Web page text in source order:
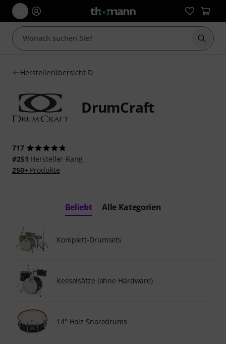
Suche
Herstellerübersicht D
DrumCraft
717
#251 Hersteller-Rang
250+Produkte
Beliebt Alle Kategorien
Komplett-Drumsets
Kesselsätze (ohne Hardware)
14" Holz Snaredrums